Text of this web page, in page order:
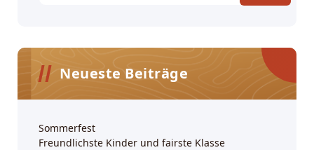
Neueste Beiträge
Sommerfest
Freundlichste Kinder und fairste Klasse